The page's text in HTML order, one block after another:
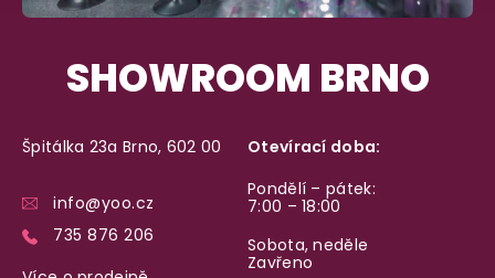
SHOWROOM BRNO
Špitálka 23a Brno, 602 00
info@yoo.cz
735 876 206
Otevírací doba:
Pondělí – pátek:
7:00 – 18:00
Sobota, neděle
Zavřeno